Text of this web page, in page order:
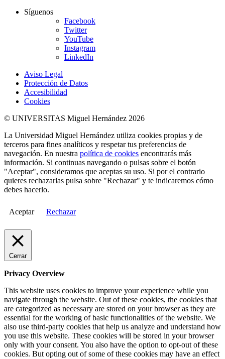
Síguenos
Facebook
Twitter
YouTube
Instagram
LinkedIn
Aviso Legal
Protección de Datos
Accesibilidad
Cookies
© UNIVERSITAS Miguel Hernández 2026
La Universidad Miguel Hernández utiliza cookies propias y de
terceros para fines analíticos y respetar tus preferencias de
navegación. En nuestra política de cookies encontrarás más
información. Si continuas navegando o pulsas sobre el botón
"Aceptar", consideramos que aceptas su uso. Si por el contrario
quieres rechazarlas pulsa sobre "Rechazar" y te indicaremos cómo
debes hacerlo.
Aceptar Rechazar
Cerrar
Privacy Overview
This website uses cookies to improve your experience while you
navigate through the website. Out of these cookies, the cookies that
are categorized as necessary are stored on your browser as they are
essential for the working of basic functionalities of the website. We
also use third-party cookies that help us analyze and understand how
you use this website. These cookies will be stored in your browser
only with your consent. You also have the option to opt-out of these
cookies. But opting out of some of these cookies may have an effect